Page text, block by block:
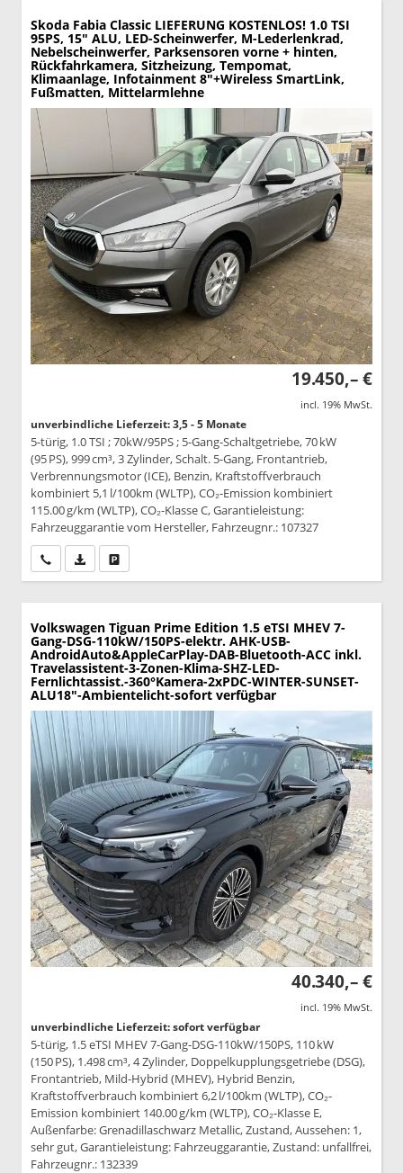
Skoda Fabia Classic LIEFERUNG KOSTENLOS! 1.0 TSI
95PS, 15" ALU, LED-Scheinwerfer, M-Lederlenkrad,
Nebelscheinwerfer, Parksensoren vorne + hinten,
Rückfahrkamera, Sitzheizung, Tempomat,
Klimaanlage, Infotainment 8"+Wireless SmartLink,
Fußmatten, Mittelarmlehne
19.450,– €
incl. 19% MwSt.
unverbindliche Lieferzeit: 3,5 - 5 Monate
5-türig, 1.0 TSI ; 70kW/95PS ; 5-Gang-Schaltgetriebe, 70 kW
(95 PS), 999 cm³, 3 Zylinder, Schalt. 5-Gang, Frontantrieb,
Verbrennungsmotor (ICE), Benzin, Kraftstoffverbrauch
kombiniert 5,1 l/100km (WLTP), CO₂-Emission kombiniert
115.00 g/km (WLTP), CO₂-Klasse C, Garantieleistung:
Fahrzeuggarantie vom Hersteller, Fahrzeugnr.: 107327
Wir rufen Sie anPDF-Datei, Fahrzeugexposé drucken
Volkswagen Tiguan Prime Edition 1.5 eTSI MHEV 7-
Gang-DSG-110kW/150PS-elektr. AHK-USB-
AndroidAuto&AppleCarPlay-DAB-Bluetooth-ACC inkl.
Travelassistent-3-Zonen-Klima-SHZ-LED-
Fernlichtassist.-360°Kamera-2xPDC-WINTER-SUNSET-
ALU18"-Ambientelicht-sofort verfügbar
40.340,– €
incl. 19% MwSt.
unverbindliche Lieferzeit: sofort verfügbar
5-türig, 1.5 eTSI MHEV 7-Gang-DSG-110kW/150PS, 110 kW
(150 PS), 1.498 cm³, 4 Zylinder, Doppelkupplungsgetriebe (DSG),
Frontantrieb, Mild-Hybrid (MHEV), Hybrid Benzin,
Kraftstoffverbrauch kombiniert 6,2 l/100km (WLTP), CO₂-
Emission kombiniert 140.00 g/km (WLTP), CO₂-Klasse E,
Außenfarbe: Grenadillaschwarz Metallic, Zustand, Aussehen: 1,
sehr gut, Garantieleistung: Fahrzeuggarantie, Zustand: unfallfrei,
Fahrzeugnr.: 132339